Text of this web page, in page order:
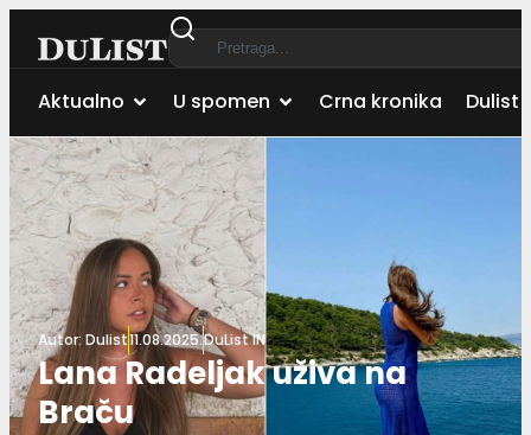
Aktualno U spomen Crna kronika Dulist
Autor: Dulist11.08.2025.DuList IN
Lana Radeljak uživa na
Braču